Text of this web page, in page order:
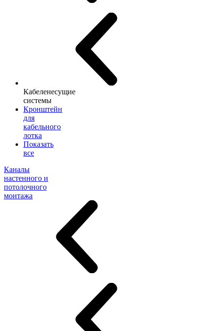
Кабеленесущие
системы
Кронштейн
для
кабельного
лотка
Показать
все
Каналы
настенного и
потолочного
монтажа